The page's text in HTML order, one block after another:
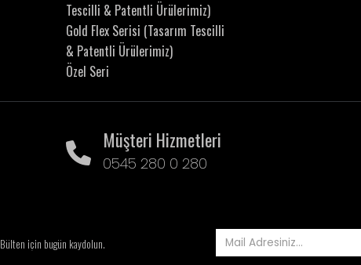
Tescilli & Patentli Ürülerimiz)
Gold Flex Serisi (Tasarım Tescilli
& Patentli Ürülerimiz)
Özel Seri
Müşteri Hizmetleri
0545 280 0 280
Bülten için bugün kaydolun.